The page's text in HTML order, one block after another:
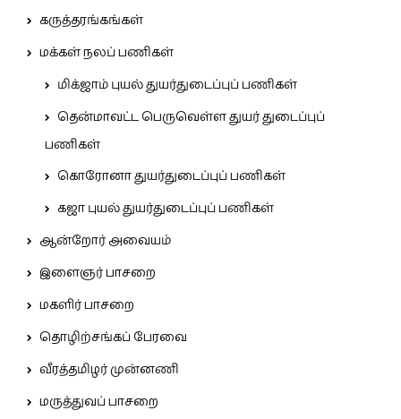
கருத்தரங்கங்கள்
மக்கள் நலப் பணிகள்
மிக்ஜாம் புயல் துயர்துடைப்புப் பணிகள்
தென்மாவட்ட பெருவெள்ள துயர் துடைப்புப்
பணிகள்
கொரோனா துயர்துடைப்புப் பணிகள்
கஜா புயல் துயர்துடைப்புப் பணிகள்
ஆன்றோர் அவையம்
இளைஞர் பாசறை
மகளிர் பாசறை
தொழிற்சங்கப் பேரவை
வீரத்தமிழர் முன்னணி
மருத்துவப் பாசறை